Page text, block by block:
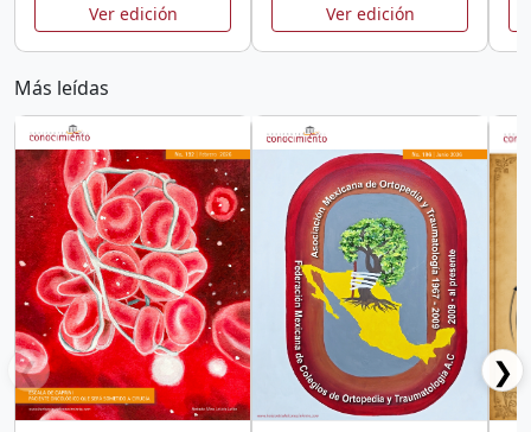
Ver edición Ver edición
Más leídas
❮ ❯